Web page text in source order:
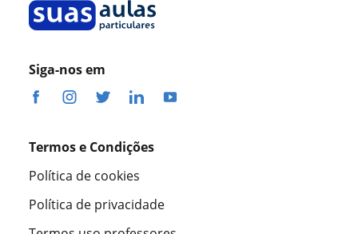
Siga-nos em
Termos e Condições
Política de cookies
Política de privacidade